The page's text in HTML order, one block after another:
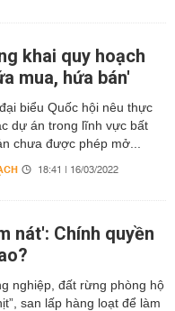
khai quy hoạch
mua, hứa bán'
biểu Quốc hội nêu thực
dự án trong lĩnh vực bất
chưa được phép mở...
18:41 | 16/03/2022
nát': Chính quyền
nghiệp, đất rừng phòng hộ
san lấp hàng loạt để làm